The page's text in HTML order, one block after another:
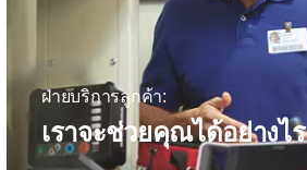
ฝ่ายบริการลูกค้า:
เราจะช่วยคุณได้อย่างไร